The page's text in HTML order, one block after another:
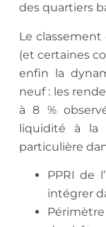
des quartiers
Le
(et certaines
enfin la
neuf : les
à 8 %
liquidité à la
particulière
PPRI de
intégrer